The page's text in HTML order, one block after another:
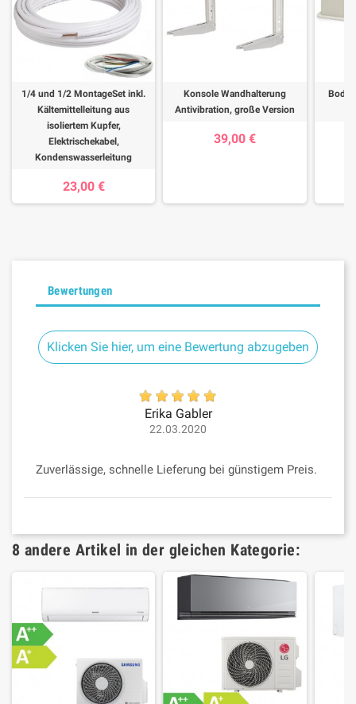
1/4 und 1/2 MontageSet inkl.
Kältemittelleitung aus
isoliertem Kupfer,
Elektrischekabel,
Kondenswasserleitung
23,00 €
Konsole Wandhalterung
Antivibration, große Version
39,00 €
Bewertungen
Klicken Sie hier, um eine Bewertung abzugeben
Erika Gabler
22.03.2020
Zuverlässige, schnelle Lieferung bei günstigem Preis.
8 andere Artikel in der gleichen Kategorie: